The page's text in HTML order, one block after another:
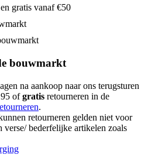
gratis vanaf €50
bouwmarkt
na aankoop naar ons terugsturen
ofgratis retourneren in de
.
retourneren gelden niet voor
verse/ bederfelijke artikelen zoals